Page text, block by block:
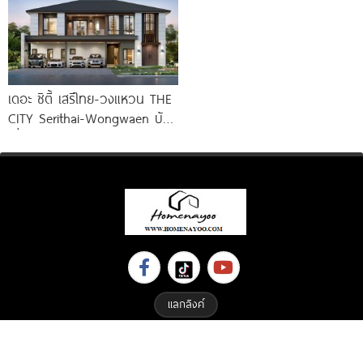
เดอะ ซิตี้ เสรีไทย-วงแหวน THE
CITY Serithai-Wongwaen บ้าน
แลกลิงค์